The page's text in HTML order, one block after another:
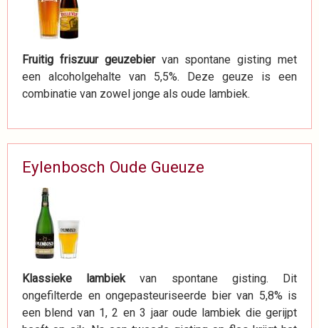
Fruitig friszuur geuzebiervan spontane gisting met
een alcoholgehalte van 5,5%. Deze geuze is een
combinatie van zowel jonge als oude lambiek.
Eylenbosch Oude Gueuze
Klassieke lambiekvan spontane gisting. Dit
ongefilterde en ongepasteuriseerde bier van 5,8% is
een blend van 1, 2 en 3 jaar oude lambiek die gerijpt